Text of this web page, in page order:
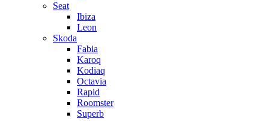
Seat
Ibiza
Leon
Skoda
Fabia
Karoq
Kodiaq
Octavia
Rapid
Roomster
Superb